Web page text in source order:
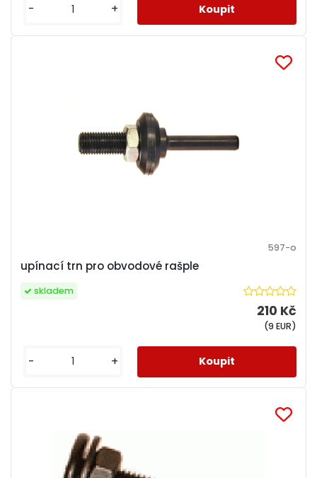
- +
upínací trn pro obvodové rašple
597-o
210 Kč
(9 EUR)
skladem
- +